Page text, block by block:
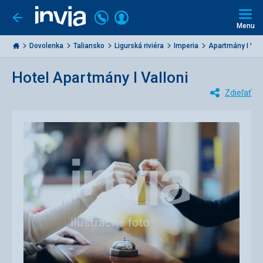
Ísť
späť
Invia.sk
Volajte
+421
2
3221
Prihlásiť
Menu
Dovolenka Taliansko Ligurská riviéra Imperia Apartmány I
Hotel Apartmány I Valloni
Zdieľať